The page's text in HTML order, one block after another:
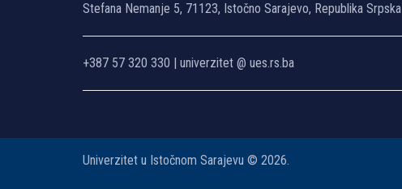
Stefana Nemanje 5, 71123, Istočno Sarajevo, Republika Srpska
+387 57 320 330 | univerzitet @ ues.rs.ba
Univerzitet u Istočnom Sarajevu © 2026.